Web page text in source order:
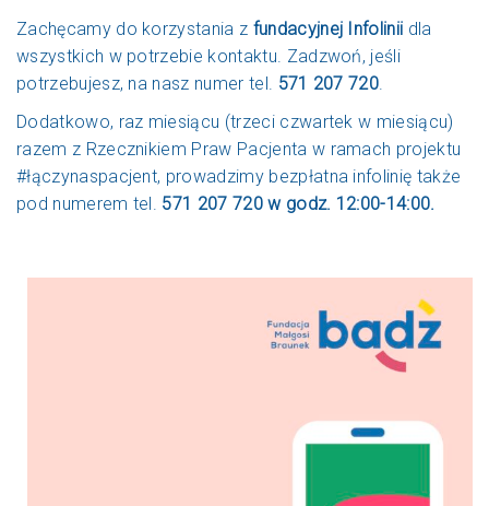
Zachęcamy do korzystania z fundacyjnej Infolinii dla
wszystkich w potrzebie kontaktu. Zadzwoń, jeśli
potrzebujesz, na nasz numer tel. 571 207 720.
Dodatkowo, raz miesiącu (trzeci czwartek w miesiącu)
razem z Rzecznikiem Praw Pacjenta w ramach projektu
#łączynaspacjent, prowadzimy bezpłatna infolinię także
pod numerem tel. 571 207 720 w godz. 12:00-14:00.